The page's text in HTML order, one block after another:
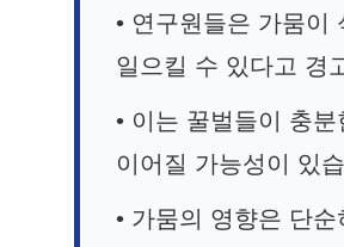
• 연구원들은 가뭄이
일으킬 수 있다고 경
• 이는 꿀벌들이 충
이어질 가능성이 있
• 가뭄의 영향은 단